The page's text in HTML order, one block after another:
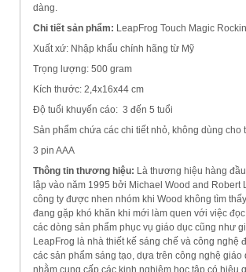
dàng.
Chi tiết sản phẩm: LeapFrog Touch Magic
Xuất xứ: Nhập khẩu chính hãng từ Mỹ
Trọng lượng: 500 gram
Kích thước: 2,4x16x44 cm
Độ tuổi khuyến cáo: 3 đến 5 tuổi
Sản phẩm chứa các chi tiết nhỏ, không dùng cho
3 pin AAA
Thông tin thương hiệu: Là thương hiệu hàng
lập vào năm 1995 bởi Michael Wood and
công ty được nhen nhóm khi Wood không tìm
đang gặp khó khăn khi mới làm quen với việc
các dòng sản phẩm phục vụ giáo dục cũng như
LeapFrog là nhà thiết kế sáng chế và công nghệ
các sản phẩm sáng tạo, dựa trên công nghệ
nhằm cung cấp các kinh nghiệm học tập có hiệu